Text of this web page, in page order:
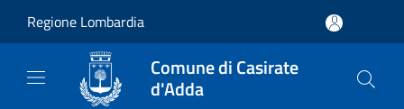
Regione Lombardia
Comune di Casirate
d'Adda